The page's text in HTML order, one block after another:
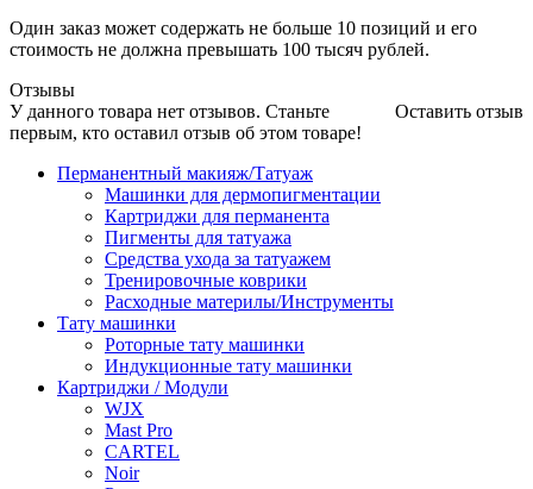
Один заказ может содержать не больше 10 позиций и его
стоимость не должна превышать 100 тысяч рублей.
Отзывы
Оставить отзыв
У данного товара нет отзывов. Станьте
первым, кто оставил отзыв об этом товаре!
Перманентный макияж/Татуаж
Машинки для дермопигментации
Картриджи для перманента
Пигменты для татуажа
Средства ухода за татуажем
Тренировочные коврики
Расходные материлы/Инструменты
Тату машинки
Роторные тату машинки
Индукционные тату машинки
Картриджи / Модули
WJX
Mast Pro
CARTEL
Noir